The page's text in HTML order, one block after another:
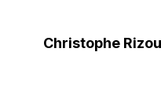
Christophe